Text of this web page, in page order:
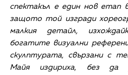
спектакъл е един нов етап
защото той изгради
малкия детайл,
богатите визуални
скулптурата, свързани с
Майя издириха, без да